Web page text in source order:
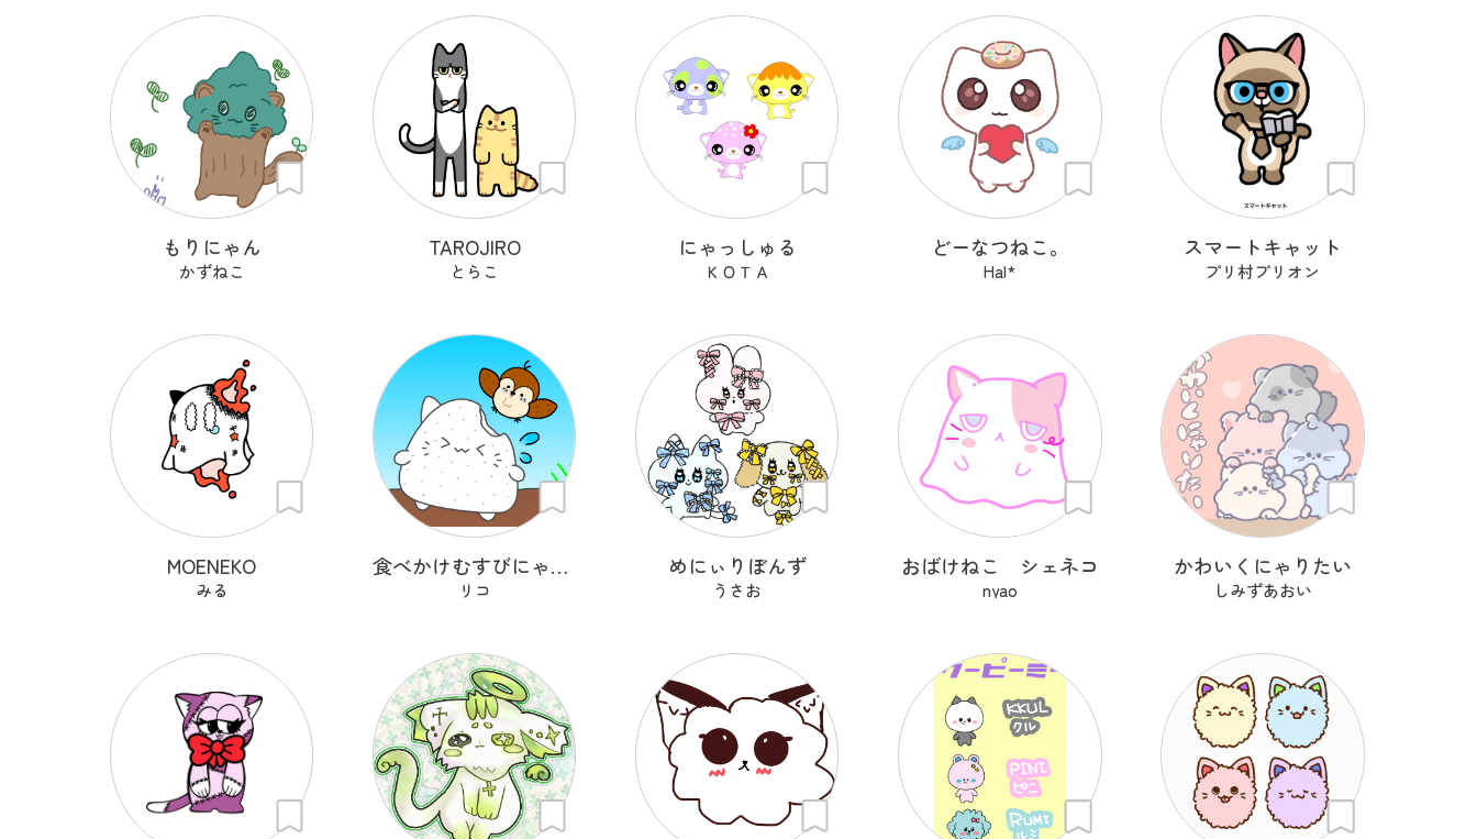
もりにゃん
かずねこ
TAROJIRO
とらこ
にゃっしゅる
ＫＯＴＡ
どーなつねこ。
Hal*
スマートキャット
プリ村プリオン
MOENEKO
みる
食べかけむすびにゃんこ
リコ
めにぃりぼんず
うさお
おばけねこ シェネコ
nyao
かわいくにゃりたい
しみずあおい